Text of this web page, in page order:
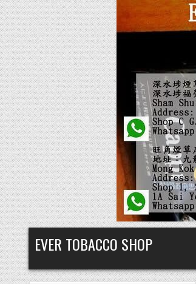
Skip
to
content
EVER TOBACCO SHOP